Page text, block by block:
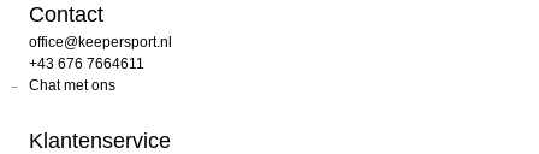
Contact
office@keepersport.nl
+43 676 7664611
Chat met ons
Klantenservice